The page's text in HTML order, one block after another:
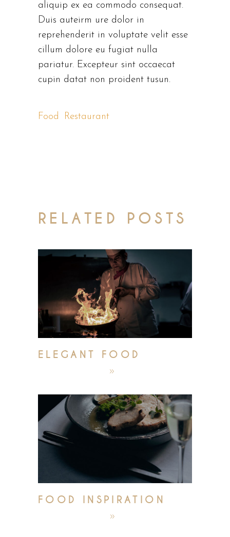
aliquip ex ea commodo consequat.
Duis auteirm ure dolor in
reprehenderit in voluptate velit esse
cillum dolore eu fugiat nulla
pariatur. Excepteur sint occaecat
cupin datat non proident tusun.
Food Restaurant
RELATED POSTS
ELEGANT FOOD
FOOD INSPIRATION